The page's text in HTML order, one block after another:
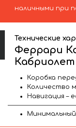
наличными при
Технические
Феррари
Коробка
Количество
Навигация –